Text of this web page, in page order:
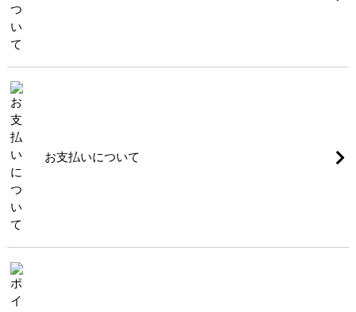
お支払いについて